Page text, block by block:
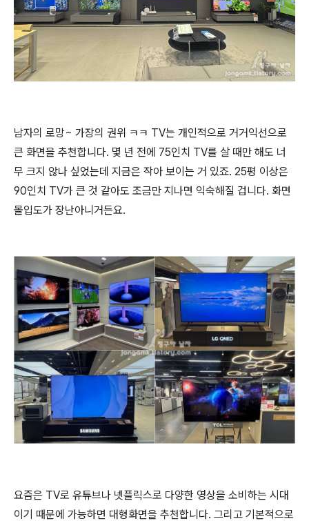
남자의 로망~ 가장의 권위 ㅋㅋ TV는 개인적으로 거거익선으로
큰 화면을 추천합니다. 몇 년 전에 75인치 TV를 살 때만 해도 너
무 크지 않나 싶었는데 지금은 작아 보이는 거 있죠. 25평 이상은
90인치 TV가 큰 것 같아도 조금만 지나면 익숙해질 겁니다. 화면
몰입도가 장난아니거든요.
요즘은 TV로 유튜브나 넷플릭스로 다양한 영상을 소비하는 시대
이기 때문에 가능하면 대형화면을 추천합니다. 그리고 기본적으로